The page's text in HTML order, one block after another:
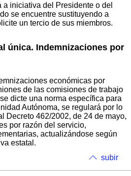
a iniciativa del Presidente o del
se encuentre sustituyendo a
un tercio de sus miembros.
única. Indemnizaciones por
económicas por
de las comisiones de trabajo
dicte una norma específica para
Autónoma, se regulará por lo
Decreto 462/2002, de 24 de mayo,
por razón del servicio,
actualizándose según
estatal.
subir